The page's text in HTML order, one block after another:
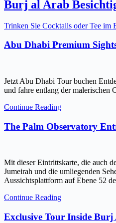
Burj al Arab
Trinken Sie Cocktails oder Tee im
Abu Dhabi Premium
Jetzt Abu Dhabi Tour buchen
und fahre entlang der malerischen
Continue Reading
The Palm Observatory
Mit dieser Eintrittskarte, die auch
Jumeirah und die umliegenden
Aussichtsplattform auf Ebene 52
Continue Reading
Exclusive Tour Inside